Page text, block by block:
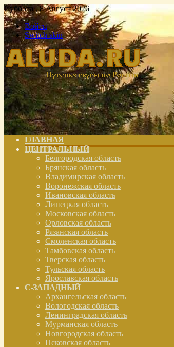
Суббота , 8 Август 2026
Войти
Switch skin
ГЛАВНАЯ
ЦЕНТРАЛЬНЫЙ
Белгородская область
Брянская область
Владимирская область
Воронежская область
Ивановская область
Липецкая область
Московская область
Орловская область
Рязанская область
Смоленская область
Тамбовская область
Тверская область
Тульская область
Ярославская область
С-ЗАПАДНЫЙ
Архангельская область
Вологодская область
Ленинградская область
Мурманская область
Новгородская область
Псковская область